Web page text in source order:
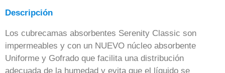
Descripción
Los cubrecamas absorbentes Serenity Classic son
impermeables y con un NUEVO núcleo absorbente
Uniforme y Gofrado que facilita una distribución
adecuada de la humedad y evita que el líquido se